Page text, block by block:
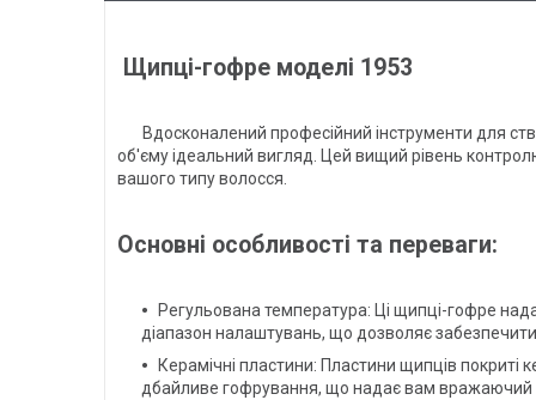
Щипці-гофре моделі 1953
Вдосконалений професійний інструменти для
об'єму ідеальний вигляд. Цей вищий рівень
вашого типу волосся.
Основні особливості та переваги:
Регульована температура: Ці щипці-гофре
діапазон налаштувань, що дозволяє
Керамічні пластини: Пластини щипців покриті
дбайливе гофрування, що надає вам вражаючий